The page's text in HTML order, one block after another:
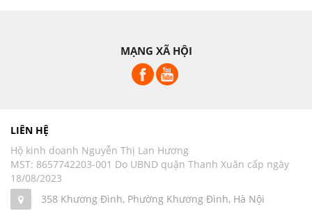
MẠNG XÃ HỘI
LIÊN HỆ
Hộ kinh doanh Nguyễn Thị Lan Hương
MST: 8657742203-001 Do UBND quận Thanh Xuân cấp ngày
18/08/2023
358 Khương Đình, Phường Khương Đình, Hà Nội